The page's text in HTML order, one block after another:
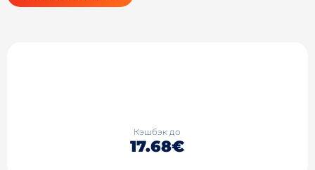
Кэшбэк до
17.68€